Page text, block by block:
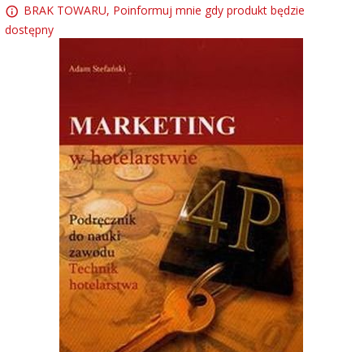
BRAK TOWARU, Poinformuj mnie gdy produkt będzie
dostępny